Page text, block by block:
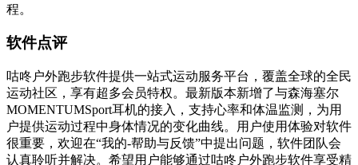
程。
软件点评
咕咚户外跑步软件提供一站式运动服务平台，覆盖全球的全民
运动社区，享有超多会员特权。最新版本新增了与森海塞尔
MOMENTUMSport耳机的接入，支持心率和体温监测，为用
户提供运动过程中身体情况的变化曲线。用户使用体验对软件
很重要，欢迎在“我的-帮助与反馈”中提出问题，软件团队会
认真聆听并解决。希望用户能够通过咕咚户外跑步软件享受精